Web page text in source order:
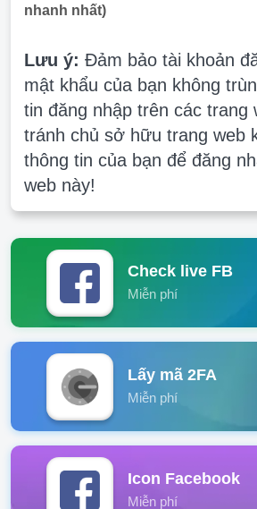
nhanh nhất)
Lưu ý: Đảm bảo tài khoản
mật khẩu của bạn không
tin đăng nhập trên các trang
tránh chủ sở hữu trang web
thông tin của bạn để đăng
web này!
Check live FB
Miễn phí
Lấy mã 2FA
Miễn phí
Icon Facebook
Miễn phí